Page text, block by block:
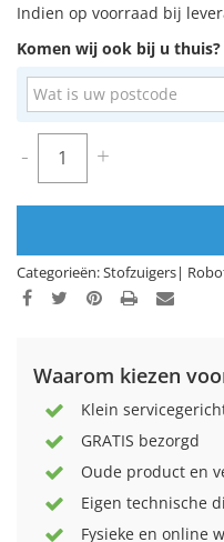
Indien op voorraad bij
Komen wij ook bij u
- +
Categorieën:Stofzuigers|
Waarom kiezen
Klein
GRATIS bezorgd
Oude product en
Eigen technische
Fysieke en online